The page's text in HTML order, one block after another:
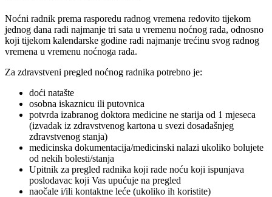
Noćni radnik prema rasporedu radnog vremena redovito tijekom
jednog dana radi najmanje tri sata u vremenu noćnog rada, odnosno
koji tijekom kalendarske godine radi najmanje trećinu svog radnog
vremena u vremenu noćnoga rada.
Za zdravstveni pregled noćnog radnika potrebno je:
doći natašte
osobna iskaznicu ili putovnica
potvrda izabranog doktora medicine ne starija od 1 mjeseca
(izvadak iz zdravstvenog kartona u svezi dosadašnjeg
zdravstvenog stanja)
medicinska dokumentacija/medicinski nalazi ukoliko bolujete
od nekih bolesti/stanja
Upitnik za pregled radnika koji rade noću koji ispunjava
poslodavac koji Vas upućuje na pregled
naočale i/ili kontaktne leće (ukoliko ih koristite)